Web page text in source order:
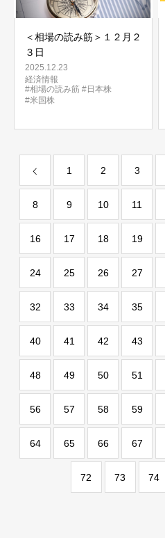
＜相場の読み筋＞１２月２
３日
2025.12.23
経済情報
#相場の読み筋 #日本株
#米国株
1 2 3
8 9 10 11
16 17 18 19
24 25 26 27
32 33 34 35
40 41 42 43
48 49 50 51
56 57 58 59
64 65 66 67
72 73 74